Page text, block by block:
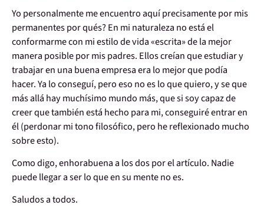
Yo personalmente me encuentro aquí precisamente por mis
permanentes por qués? En mi naturaleza no está el
conformarme con mi estilo de vida «escrita» de la mejor
manera posible por mis padres. Ellos creían que estudiar y
trabajar en una buena empresa era lo mejor que podía
hacer. Ya lo conseguí, pero eso no es lo que quiero, y se que
más allá hay muchísimo mundo más, que si soy capaz de
creer que también está hecho para mi, conseguiré entrar en
él (perdonar mi tono filosófico, pero he reflexionado mucho
sobre esto).
Como digo, enhorabuena a los dos por el artículo. Nadie
puede llegar a ser lo que en su mente no es.
Saludos a todos.